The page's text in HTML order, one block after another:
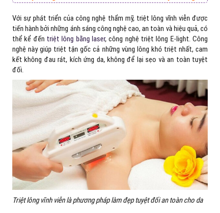
Với sự phát triển của công nghệ thẩm mỹ, triệt lông vĩnh viễn được
tiến hành bởi những ánh sáng công nghệ cao, an toàn và hiệu quả, có
thể kể đến triệt lông bằng laser, công nghệ triệt lông E-light. Công
nghệ này giúp triệt tận gốc cả những vùng lông khó triệt nhất, cam
kết không đau rát, kích ứng da, không để lại sẹo và an toàn tuyệt
đối.
Triệt lông vĩnh viễn là phương pháp làm đẹp tuyệt đối an toàn cho da